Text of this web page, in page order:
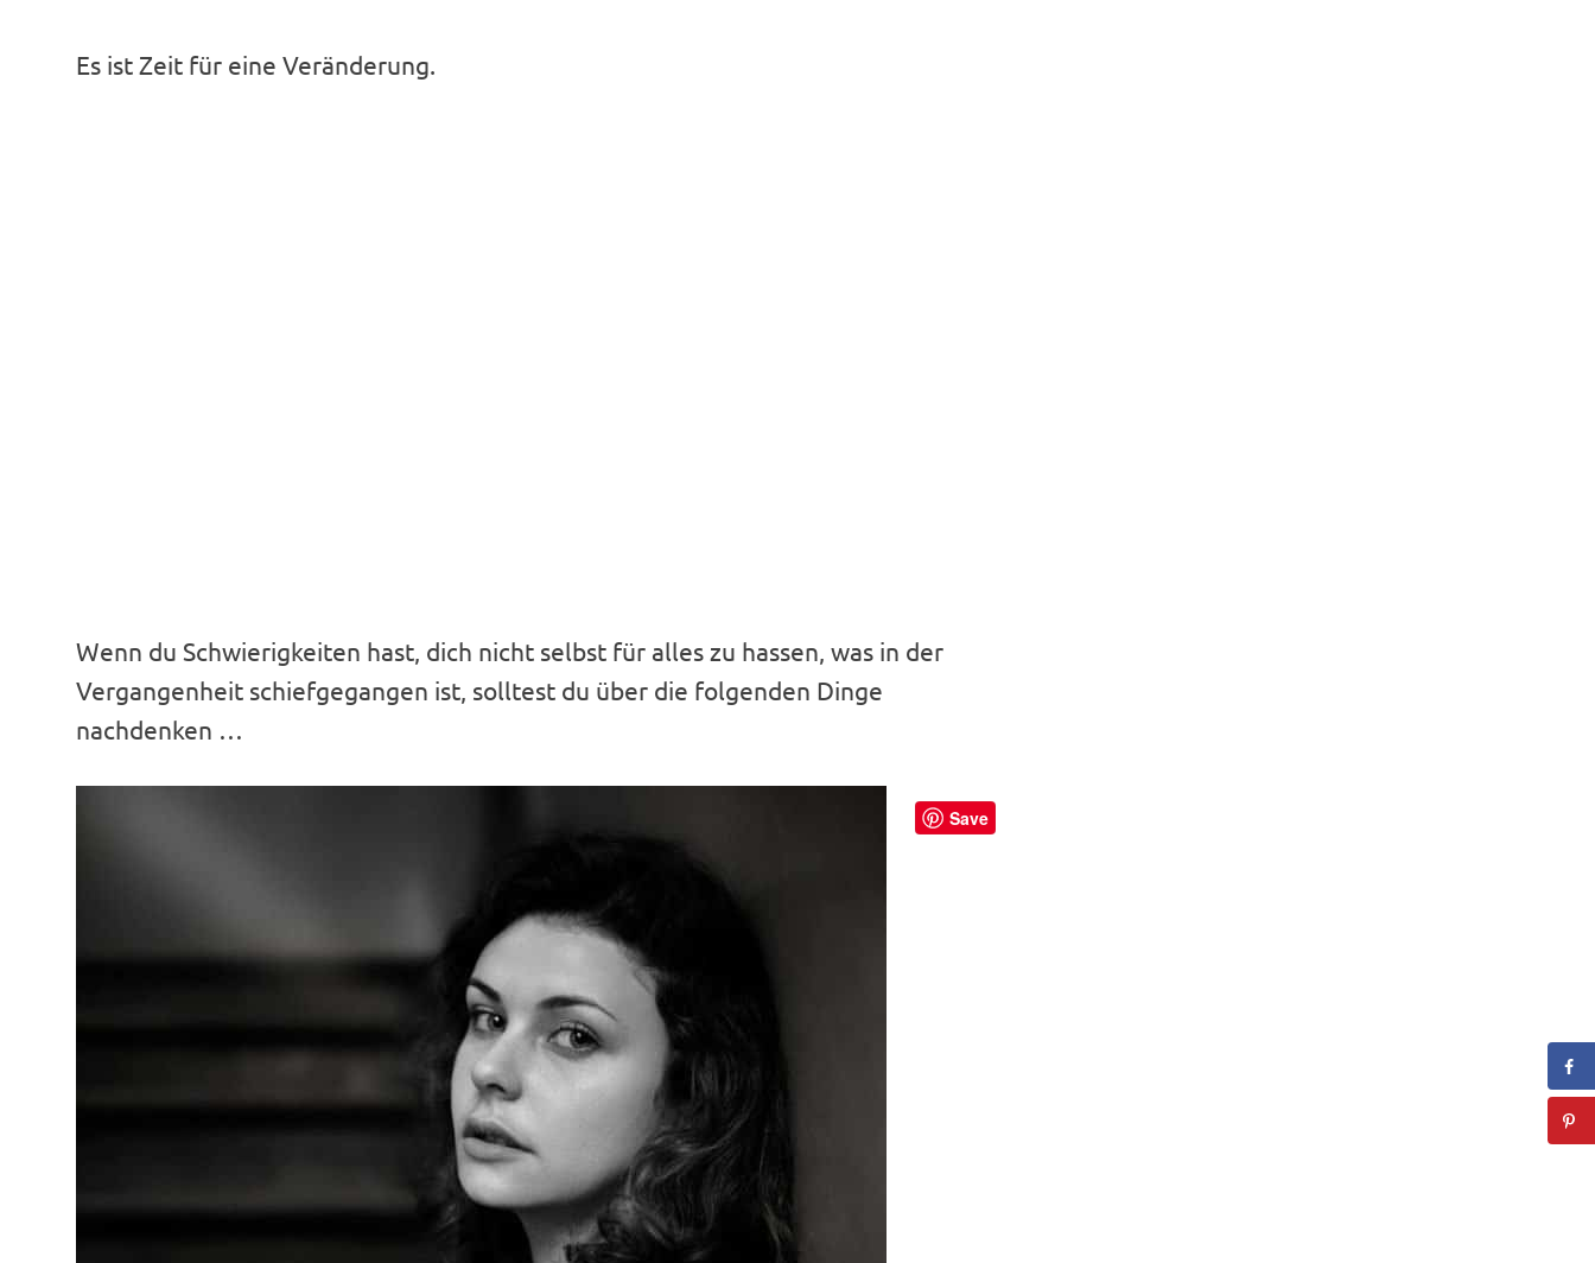
Es ist Zeit für eine Veränderung.
Wenn du Schwierigkeiten hast, dich nicht selbst für alles zu hassen, was in der
Vergangenheit schiefgegangen ist, solltest du über die folgenden Dinge
nachdenken …
Save